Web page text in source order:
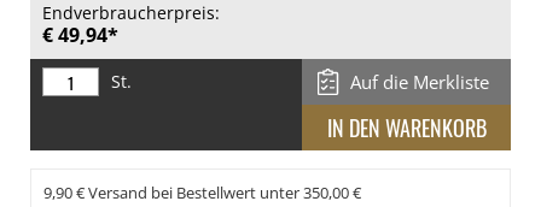
Endverbraucherpreis:
€ 49,94*
St. Auf die Merkliste
9,90 € Versand bei Bestellwert unter 350,00 €